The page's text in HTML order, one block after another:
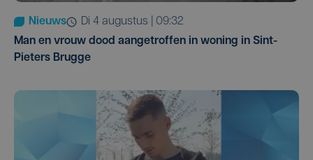
Nieuws
di 4 augustus | 09:32
Man en vrouw dood aangetroffen in woning in Sint-
Pieters Brugge